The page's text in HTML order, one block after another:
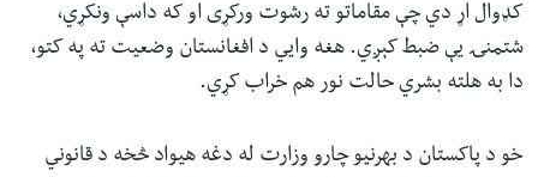
کډوال اړ دي چې مقاماتو ته رشوت ورکړی او که داسې ونکړي،
شتمنۍ یې ضبط کېږي. هغه وايي د افغانستان وضعیت ته په کتو،
دا به هلته بشري حالت نور هم خراب کړي.
خو د پاکستان د بهرنیو چارو وزارت له دغه هیواد څخه د قانوني